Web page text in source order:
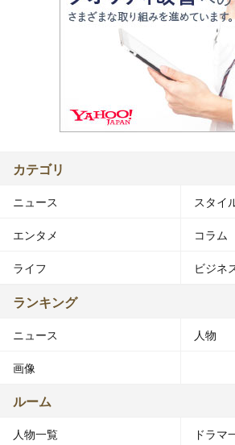
カテゴリ
ニュース スタイ
エンタメ コラム
ライフ ビジネ
ランキング
ニュース 人物
画像
ルーム
人物一覧 ドラマ